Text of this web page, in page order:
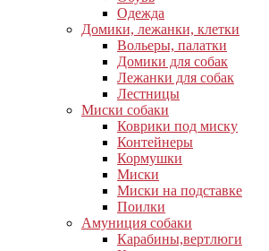
Одежда
Домики, лежанки, клетки
Вольеры, палатки
Домики для собак
Лежанки для собак
Лестницы
Миски собаки
Коврики под миску
Контейнеры
Кормушки
Миски
Миски на подставке
Поилки
Амуниция собаки
Карабины,вертлюги